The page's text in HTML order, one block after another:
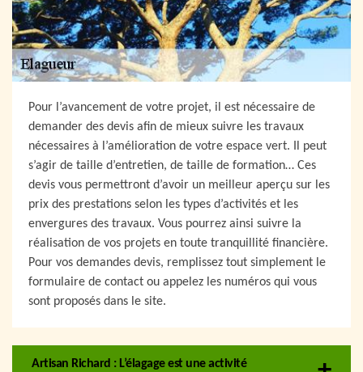
Pour l’avancement de votre projet, il est nécessaire de
demander des devis afin de mieux suivre les travaux
nécessaires à l’amélioration de votre espace vert. Il peut
s’agir de taille d’entretien, de taille de formation… Ces
devis vous permettront d’avoir un meilleur aperçu sur les
prix des prestations selon les types d’activités et les
envergures des travaux. Vous pourrez ainsi suivre la
réalisation de vos projets en toute tranquillité financière.
Pour vos demandes devis, remplissez tout simplement le
formulaire de contact ou appelez les numéros qui vous
sont proposés dans le site.
Artisan Richard : L’élagage est une activité